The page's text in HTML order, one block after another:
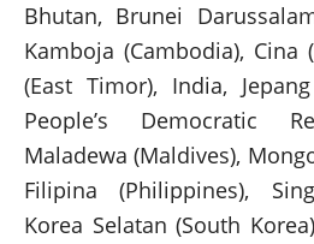
Bhutan, Brunei
Kamboja (Cambodia), Cina
(East Timor), India,
People’s Democratic
Maladewa (Maldives),
Filipina (Philippines),
Korea Selatan (South